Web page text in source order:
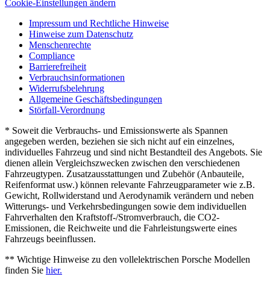
Cookie-Einstellungen ändern
Impressum und Rechtliche Hinweise
Hinweise zum Datenschutz
Menschenrechte
Compliance
Barrierefreiheit
Verbrauchsinformationen
Widerrufsbelehrung
Allgemeine Geschäftsbedingungen
Störfall-Verordnung
* Soweit die Verbrauchs- und Emissionswerte als Spannen
angegeben werden, beziehen sie sich nicht auf ein einzelnes,
individuelles Fahrzeug und sind nicht Bestandteil des Angebots. Sie
dienen allein Vergleichszwecken zwischen den verschiedenen
Fahrzeugtypen. Zusatzausstattungen und Zubehör (Anbauteile,
Reifenformat usw.) können relevante Fahrzeugparameter wie z.B.
Gewicht, Rollwiderstand und Aerodynamik verändern und neben
Witterungs- und Verkehrsbedingungen sowie dem individuellen
Fahrverhalten den Kraftstoff-/Stromverbrauch, die CO2-
Emissionen, die Reichweite und die Fahrleistungswerte eines
Fahrzeugs beeinflussen.
** Wichtige Hinweise zu den vollelektrischen Porsche Modellen
finden Sie hier.